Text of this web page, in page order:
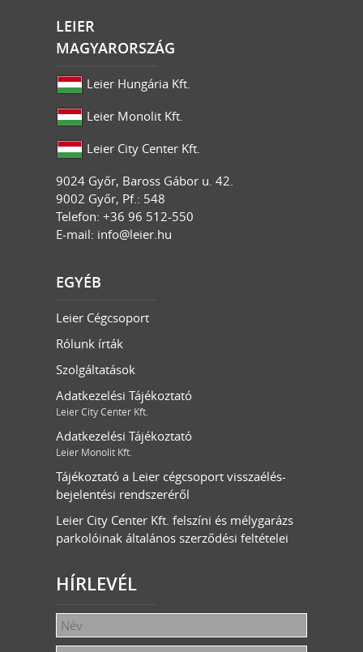
LEIER
MAGYARORSZÁG
Leier Hungária Kft.
Leier Monolit Kft.
Leier City Center Kft.
9024 Győr, Baross Gábor u. 42.
9002 Győr, Pf.: 548
Telefon: +36 96 512-550
E-mail: info@leier.hu
EGYÉB
Leier Cégcsoport
Rólunk írták
Szolgáltatások
Adatkezelési Tájékoztató
Leier City Center Kft.
Adatkezelési Tájékoztató
Leier Monolit Kft.
Tájékoztató a Leier cégcsoport visszaélés-
bejelentési rendszeréről
Leier City Center Kft. felszíni és mélygarázs
parkolóinak általános szerződési feltételei
HÍRLEVÉL